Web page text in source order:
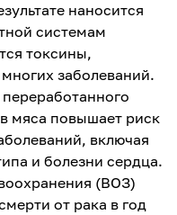
наносится
системам
токсины,
заболеваний.
мяса повышает риск
включая
и болезни сердца.
(ВОЗ)
от рака в год